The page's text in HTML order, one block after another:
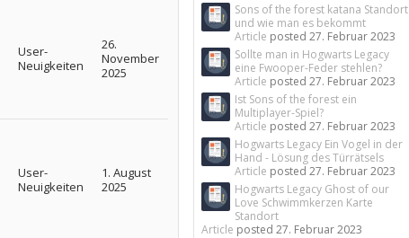
User-
Neuigkeiten
26.
November
2025
User-
Neuigkeiten
1. August
2025
Sons of the forest katana Standort
und wie man es bekommt
Article posted27. Februar 2023
Sollte man in Hogwarts Legacy
eine Fwooper-Feder stehlen?
Article posted27. Februar 2023
Ist Sons of the forest ein
Multiplayer-Spiel?
Article posted27. Februar 2023
Hogwarts Legacy Ein Vogel in der
Hand - Lösung des Türrätsels
Article posted27. Februar 2023
Hogwarts Legacy Ghost of our
Love Schwimmkerzen Karte
Standort
Article posted27. Februar 2023